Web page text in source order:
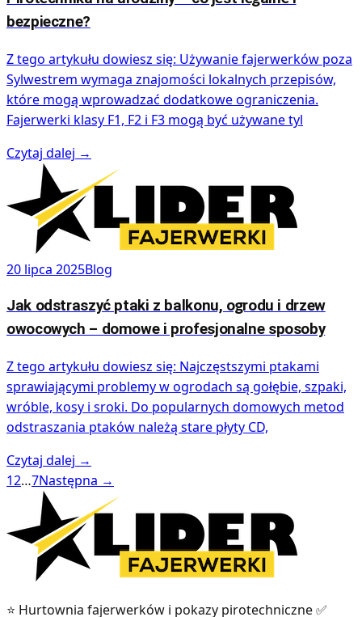
bezpieczne?
Z tego artykułu dowiesz się: Używanie fajerwerków poza
Sylwestrem wymaga znajomości lokalnych przepisów,
które mogą wprowadzać dodatkowe ograniczenia.
Fajerwerki klasy F1, F2 i F3 mogą być używane tyl
Czytaj dalej →
20 lipca 2025Blog
Jak odstraszyć ptaki z balkonu, ogrodu i drzew
owocowych – domowe i profesjonalne sposoby
Z tego artykułu dowiesz się: Najczęstszymi ptakami
sprawiającymi problemy w ogrodach są gołębie, szpaki,
wróble, kosy i sroki. Do popularnych domowych metod
odstraszania ptaków należą stare płyty CD,
Czytaj dalej →
12…7Następna →
⭐ Hurtownia fajerwerków i pokazy pirotechniczne ✅